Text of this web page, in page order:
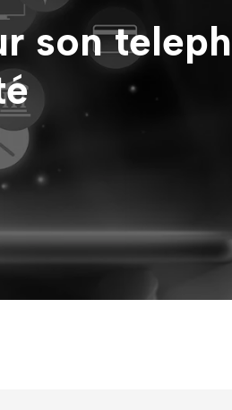
son